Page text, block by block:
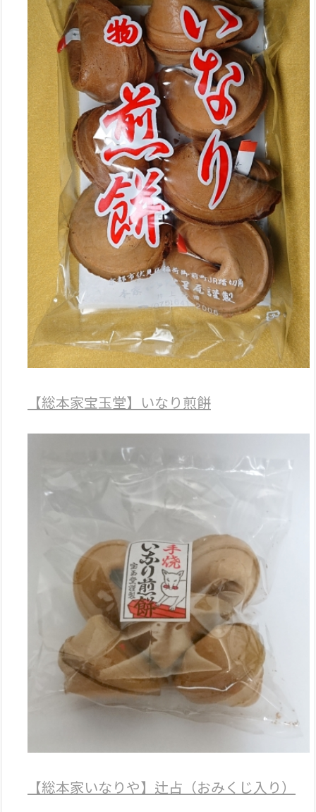
【総本家宝玉堂】いなり煎餅
【総本家いなりや】辻占（おみくじ入り）